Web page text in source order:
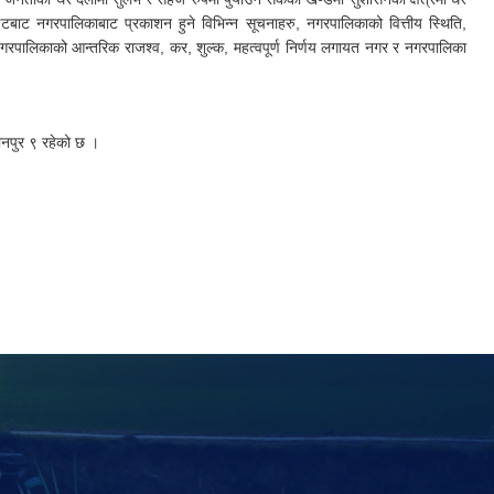
नगरपालिकाबाट प्रकाशन हुने विभिन्न सूचनाहरु, नगरपालिकाको वित्तीय स्थिति,
आन्तरिक राजश्व, कर, शुल्क, महत्वपूर्ण निर्णय लगायत नगर र नगरपालिका
९ रहेको छ ।